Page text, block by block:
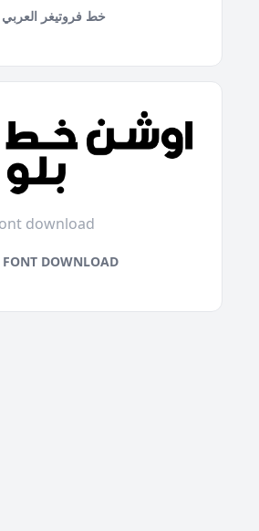
FRUTIGER LT ARABIC خط فروتيغر العربي
download
DOWNLOAD